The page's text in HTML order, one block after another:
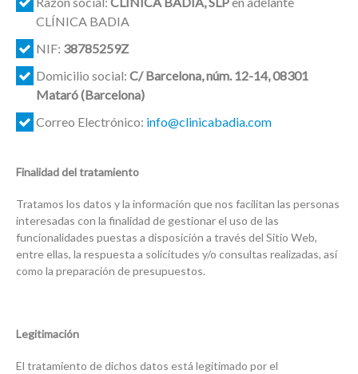
CLÍNICA BADIA
NIF: 38785259Z
Domicilio social:C/ Barcelona, núm. 12-14, 08301
Mataró (Barcelona)
Correo Electrónico: info@clinicabadia.com
Finalidad del tratamiento
Tratamos los datos y la información que nos facilitan las personas
interesadas con la finalidad de gestionar el uso de las
funcionalidades puestas a disposición a través del Sitio Web,
entre ellas, la respuesta a solicitudes y/o consultas realizadas, así
como la preparación de presupuestos.
Legitimación
El tratamiento de dichos datos está legitimado por el